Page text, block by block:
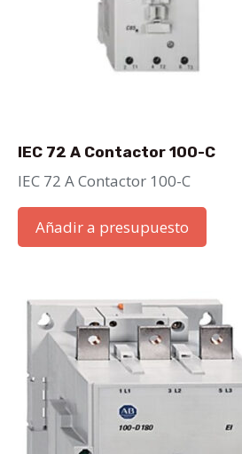
IEC 72 A Contactor 100-C
IEC 72 A Contactor 100-C
Añadir a presupuesto